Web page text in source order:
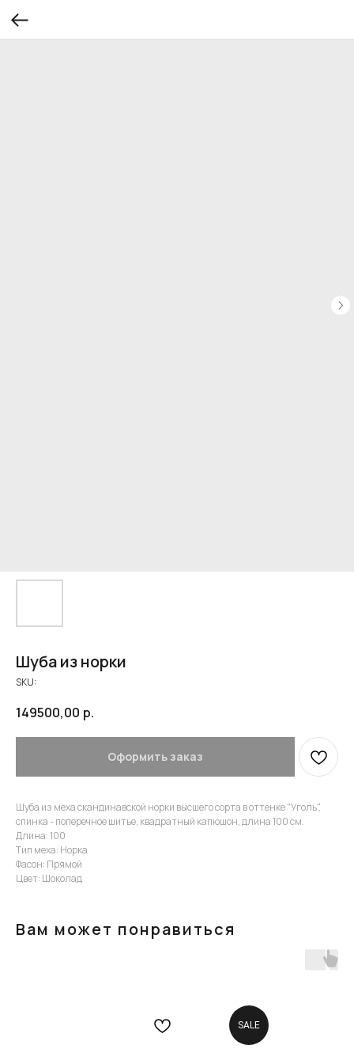
Шуба из норки
SKU:
149500,00 р.
Оформить заказ
Шуба из меха скандинавской норки высшего сорта в оттенке "Уголь",
спинка - поперечное шитье, квадратный капюшон, длина 100 см.
Длина: 100
Тип меха: Норка
Фасон: Прямой
Цвет: Шоколад
Вам может понравиться
SALE